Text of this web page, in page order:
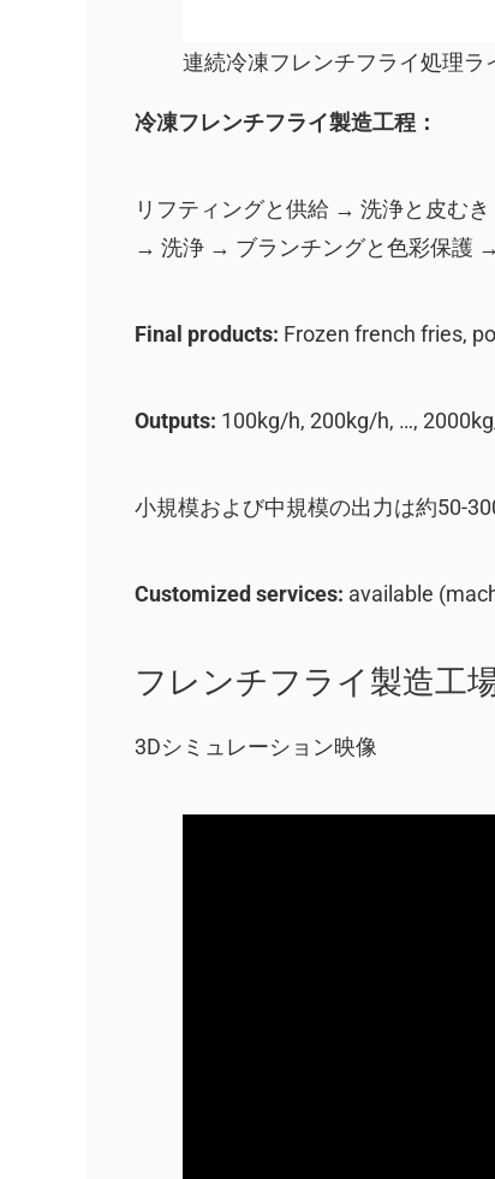
連続冷凍フレンチフライ処理ラ
冷凍フレンチフライ製造工程：
リフティングと供給 → 洗浄と皮む
→ 洗浄 → ブランチングと色彩保護
Final products: Frozen french fries,
Outputs: 100kg/h, 200kg/h, …,
小規模および中規模の出力は約50-
Customized services: available
フレンチフライ製造工
3Dシミュレーション映像